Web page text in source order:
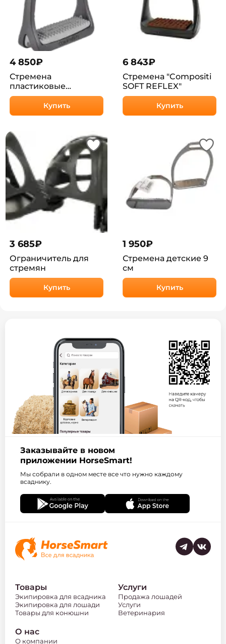
4 850₽
Стремена
пластиковые
Compositi, серые
Купить
6 843₽
Стремена "Compositi
SOFT REFLEX"
Купить
3 685₽
Ограничитель для
стремян
Купить
1 950₽
Стремена детские 9
см
Купить
Заказывайте в новом
приложении HorseSmart!
Мы собрали в одном месте все что нужно каждому
всаднику.
Товары
Экипировка для всадника
Экипировка для лошади
Товары для конюшни
Услуги
Продажа лошадей
Услуги
Ветеринария
О нас
О компании